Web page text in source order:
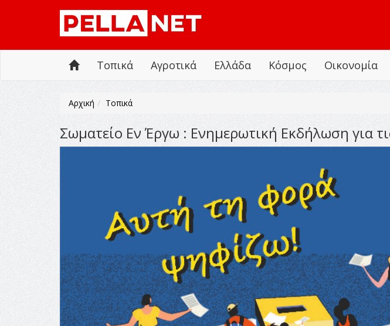
Τοπικά Αγροτικά Ελλάδα Κόσμος Οικονομία
Αρχική Τοπικά
Σωματείο Εν Έργω : Ενημερωτική Εκδήλωση για